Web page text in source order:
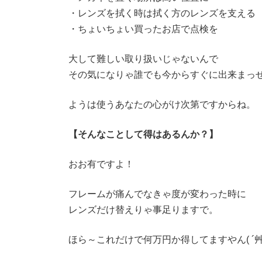
・レンズを拭く時は拭く方のレンズを支える
・ちょいちょい買ったお店で点検を
大して難しい取り扱いじゃないんで
その気になりゃ誰でも今からすぐに出来まっせ
ようは使うあなたの心がけ次第ですからね。
【そんなことして得はあるんか？】
おお有ですよ！
フレームが痛んでなきゃ度が変わった時に
レンズだけ替えりゃ事足りますで。
ほら～これだけで何万円か得してますやん( ´